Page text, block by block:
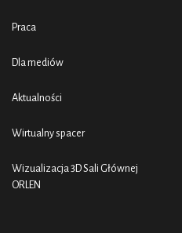
Praca
Dla mediów
Aktualności
Wirtualny spacer
Wizualizacja 3D Sali Głównej
ORLEN